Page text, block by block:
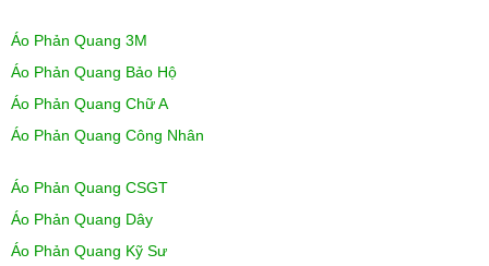
Áo Phản Quang 3M
Áo Phản Quang Bảo Hộ
Áo Phản Quang Chữ A
Áo Phản Quang Công Nhân
Áo Phản Quang CSGT
Áo Phản Quang Dây
Áo Phản Quang Kỹ Sư